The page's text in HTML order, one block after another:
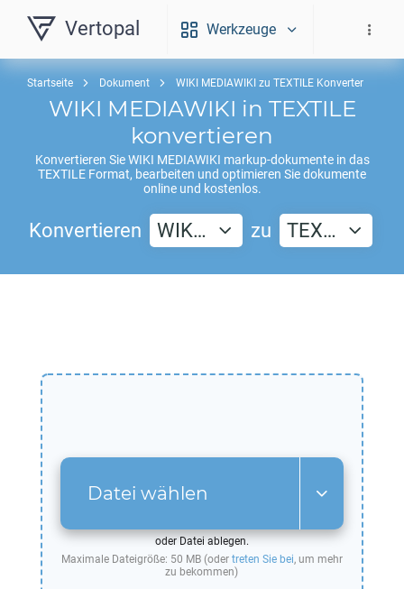
Vertopal Werkzeuge
Startseite Dokument WIKI MEDIAWIKI zu TEXTILE Konverter
WIKI MEDIAWIKI in TEXTILE
konvertieren
Konvertieren SieWIKI MEDIAWIKI markup-dokumente in das
TEXTILE Format, bearbeiten und optimieren Sie dokumente
online und kostenlos.
Konvertieren WIK… zu TEX…
Datei wählen
oder Datei ablegen.
Maximale Dateigröße: 50 MB (oder treten Sie bei, um mehr
zu bekommen)